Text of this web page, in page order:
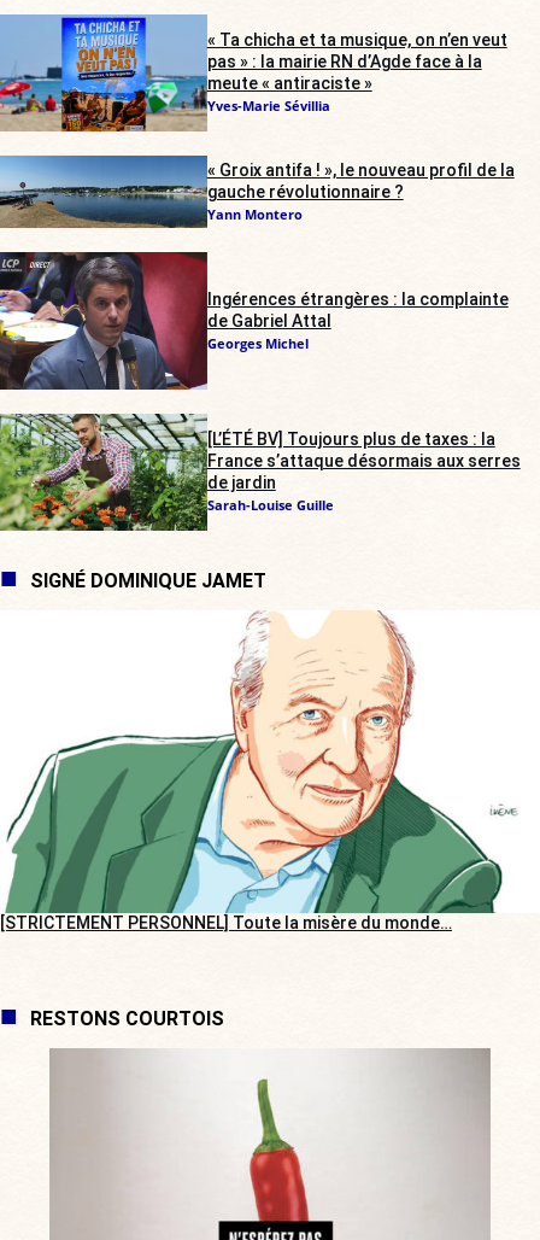
« Ta chicha et ta musique, on n’en veut
pas » : la mairie RN d’Agde face à la
meute « antiraciste »
Yves-Marie Sévillia
« Groix antifa ! », le nouveau profil de la
gauche révolutionnaire ?
Yann Montero
Ingérences étrangères : la complainte
de Gabriel Attal
Georges Michel
[L’ÉTÉ BV] Toujours plus de taxes : la
France s’attaque désormais aux serres
de jardin
Sarah-Louise Guille
SIGNÉ DOMINIQUE JAMET
[STRICTEMENT PERSONNEL] Toute la misère du monde…
RESTONS COURTOIS